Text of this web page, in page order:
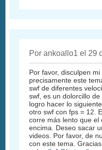
Por ankoallo1 el 29
Por favor, disculpen
precisamente este
swf de diferentes
swf, es un dolorcillo
logro hacer lo
otro swf con fps = 12.
corre más lento que el
encima. Deseo sacar
videos. Por favor, de
con este tema.